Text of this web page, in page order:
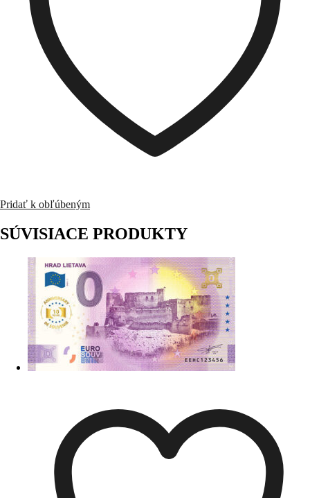
Pridať k obľúbeným
SÚVISIACE PRODUKTY